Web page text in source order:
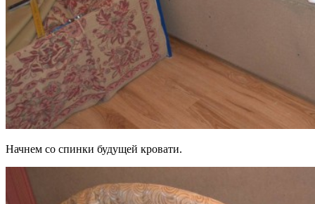
Начнем со спинки будущей кровати.